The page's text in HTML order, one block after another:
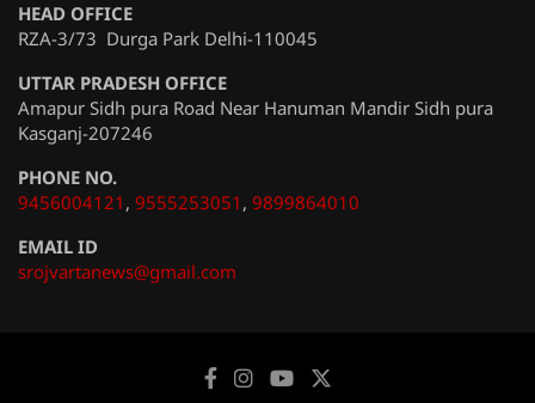
HEAD OFFICE
RZA-3/73 Durga Park Delhi-110045
UTTAR PRADESH OFFICE
Amapur Sidh pura Road Near Hanuman Mandir Sidh pura
Kasganj-207246
PHONE NO.
9456004121 , 9555253051 , 9899864010
EMAIL ID
srojvartanews@gmail.com